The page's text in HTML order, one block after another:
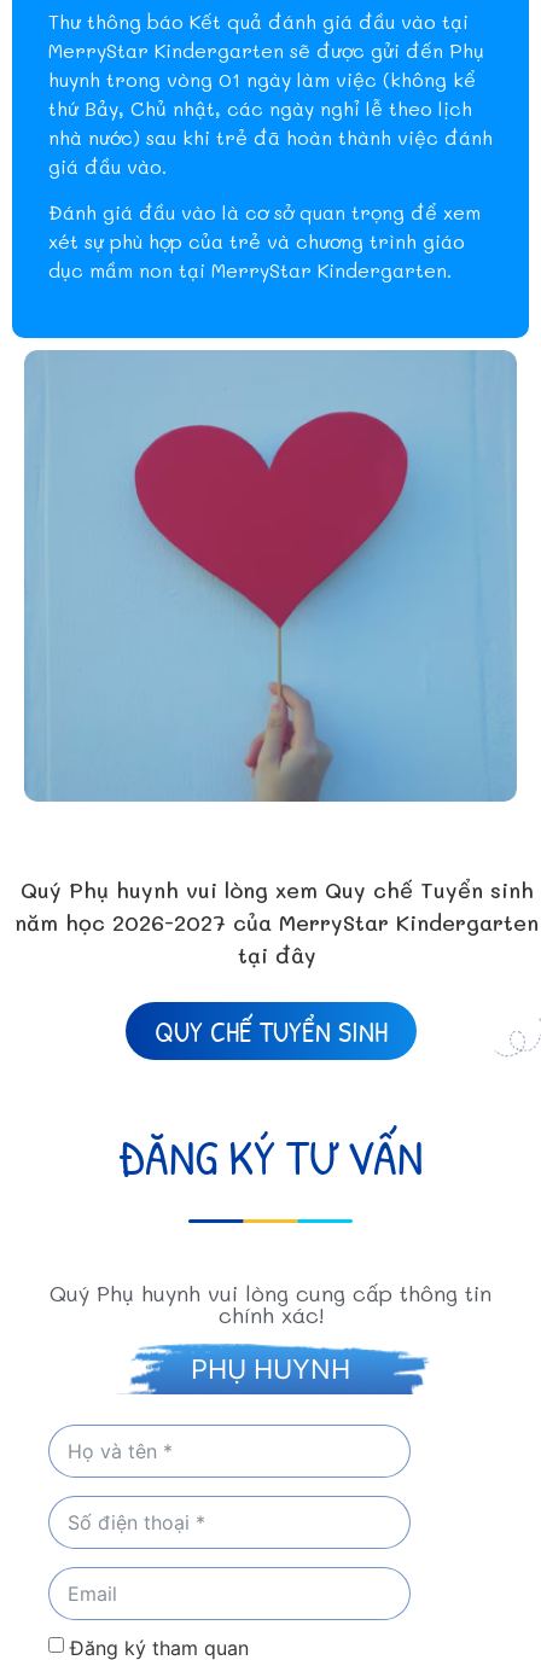
Thư thông báo Kết quả đánh giá đầu vào tại
MerryStar Kindergarten sẽ được gửi đến Phụ
huynh trong vòng 01 ngày làm việc (không kể
thứ Bảy, Chủ nhật, các ngày nghỉ lễ theo lịch
nhà nước) sau khi trẻ đã hoàn thành việc đánh
giá đầu vào.
Đánh giá đầu vào là cơ sở quan trọng để xem
xét sự phù hợp của trẻ và chương trình giáo
dục mầm non tại MerryStar Kindergarten.
Quý Phụ huynh vui lòng xem Quy chế Tuyển sinh
năm học 2026-2027 của MerryStar Kindergarten
tại đây
QUY CHẾ TUYỂN SINH
ĐĂNG KÝ TƯ VẤN
Quý Phụ huynh vui lòng cung cấp thông tin
chính xác!
PHỤ HUYNH
Đăng ký tham quan